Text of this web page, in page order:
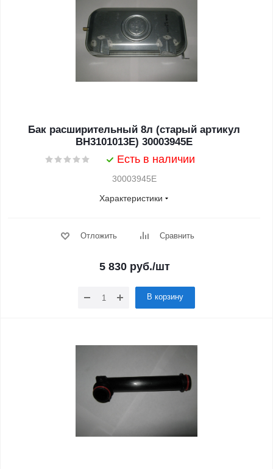
Бак расширительный 8л (старый артикул
BH3101013E) 30003945E
Есть в наличии
30003945E
Характеристики
Отложить Сравнить
5 830руб./шт
В корзину